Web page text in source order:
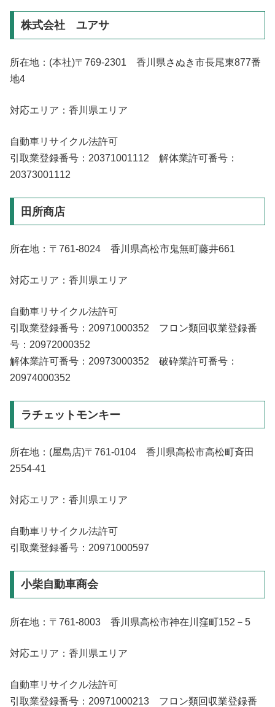
株式会社 ユアサ
所在地：(本社)〒769-2301 香川県さぬき市長尾東877番
地4
対応エリア：香川県エリア
自動車リサイクル法許可
引取業登録番号：20371001112 解体業許可番号：
20373001112
田所商店
所在地：〒761-8024 香川県高松市鬼無町藤井661
対応エリア：香川県エリア
自動車リサイクル法許可
引取業登録番号：20971000352 フロン類回収業登録番
号：20972000352
解体業許可番号：20973000352 破砕業許可番号：
20974000352
ラチェットモンキー
所在地：(屋島店)〒761-0104 香川県高松市高松町斉田
2554-41
対応エリア：香川県エリア
自動車リサイクル法許可
引取業登録番号：20971000597
小柴自動車商会
所在地：〒761-8003 香川県高松市神在川窪町152－5
対応エリア：香川県エリア
自動車リサイクル法許可
引取業登録番号：20971000213 フロン類回収業登録番